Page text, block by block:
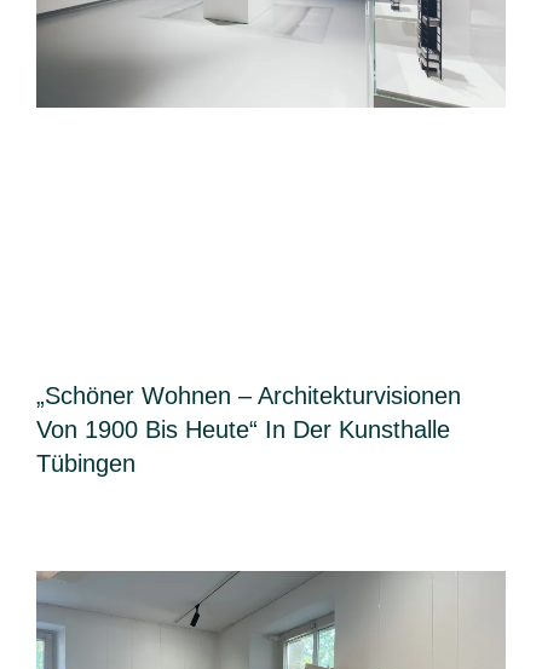
„Schöner Wohnen – Architekturvisionen
Von 1900 Bis Heute“ In Der Kunsthalle
Tübingen